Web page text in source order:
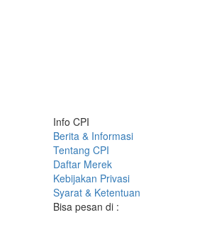
Info CPI
Berita & Informasi
Tentang CPI
Daftar Merek
Kebijakan Privasi
Syarat & Ketentuan
Bisa pesan di :